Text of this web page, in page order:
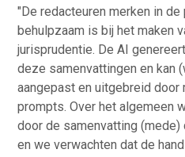
"De redacteuren merken in de
behulpzaam is bij het maken
jurisprudentie. De AI
deze samenvattingen en kan
aangepast en uitgebreid door
prompts. Over het algemeen
door de samenvatting
en we verwachten dat de